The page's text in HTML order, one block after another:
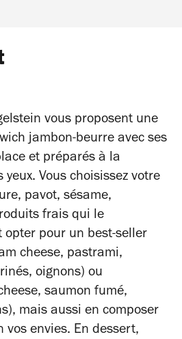
vous proposent une
jambon-beurre avec ses
et préparés à la
yeux. Vous choisissez votre
pavot, sésame,
frais qui le
opter pour un best-seller
cheese, pastrami,
oignons) ou
saumon fumé,
mais aussi en composer
vos envies. En dessert,